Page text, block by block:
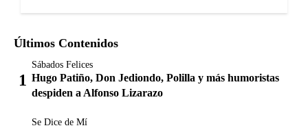
Últimos Contenidos
Sábados Felices
Hugo Patiño, Don Jediondo, Polilla y más humoristas
despiden a Alfonso Lizarazo
Se Dice de Mí